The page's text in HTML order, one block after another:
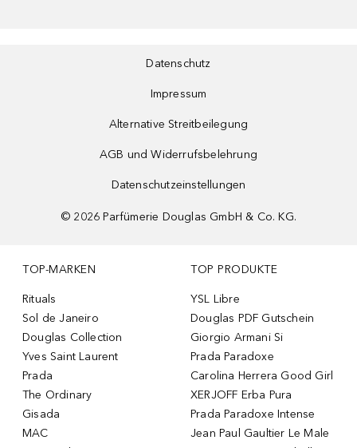
Datenschutz
Impressum
Alternative Streitbeilegung
AGB und Widerrufsbelehrung
Datenschutzeinstellungen
© 2026 Parfümerie Douglas GmbH & Co. KG.
TOP-MARKEN
Rituals
Sol de Janeiro
Douglas Collection
Yves Saint Laurent
Prada
The Ordinary
Gisada
MAC
TOP PRODUKTE
YSL Libre
Douglas PDF Gutschein
Giorgio Armani Si
Prada Paradoxe
Carolina Herrera Good Girl
XERJOFF Erba Pura
Prada Paradoxe Intense
Jean Paul Gaultier Le Male